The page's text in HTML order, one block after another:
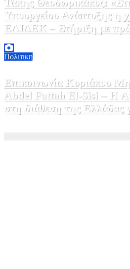
Υπουργείου Ανάπτυξης η
ΕΛΙΔΕΚ – Στήριξη με
καινοτομία»
Πολιτικη
Επικοινωνία Κυριάκου
Abdel Fattah El-Sisi – Η
στη διάθεση της Ελλάδας